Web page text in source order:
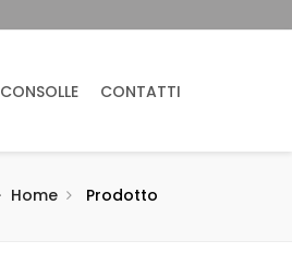
CONSOLLE CONTATTI
Home Prodotto